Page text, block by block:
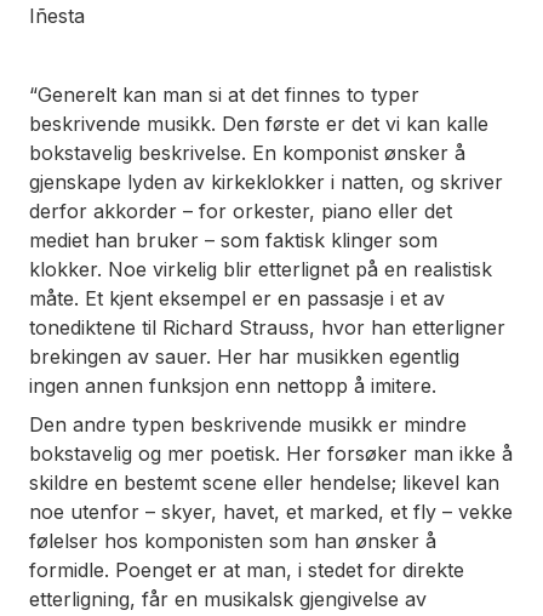
Iñesta
“Generelt kan man si at det finnes to typer
beskrivende musikk. Den første er det vi kan kalle
bokstavelig beskrivelse. En komponist ønsker å
gjenskape lyden av kirkeklokker i natten, og skriver
derfor akkorder – for orkester, piano eller det
mediet han bruker – som faktisk klinger som
klokker. Noe virkelig blir etterlignet på en realistisk
måte. Et kjent eksempel er en passasje i et av
tonediktene til Richard Strauss, hvor han etterligner
brekingen av sauer. Her har musikken egentlig
ingen annen funksjon enn nettopp å imitere.
Den andre typen beskrivende musikk er mindre
bokstavelig og mer poetisk. Her forsøker man ikke å
skildre en bestemt scene eller hendelse; likevel kan
noe utenfor – skyer, havet, et marked, et fly – vekke
følelser hos komponisten som han ønsker å
formidle. Poenget er at man, i stedet for direkte
etterligning, får en musikalsk gjengivelse av